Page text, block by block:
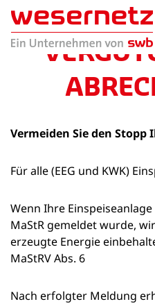
Vermeiden Sie den
Für alle (EEG und KWK)
Wenn Ihre
MaStR gemeldet wurde,
erzeugte Energie
MaStRV Abs. 6
Nach erfolgter Meldung